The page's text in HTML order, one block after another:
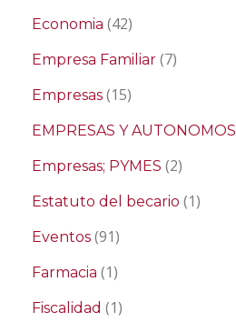
Economia (42)
Empresa Familiar (7)
Empresas (15)
EMPRESAS Y AUTONOMOS
Empresas; PYMES (2)
Estatuto del becario (1)
Eventos (91)
Farmacia (1)
Fiscalidad (1)